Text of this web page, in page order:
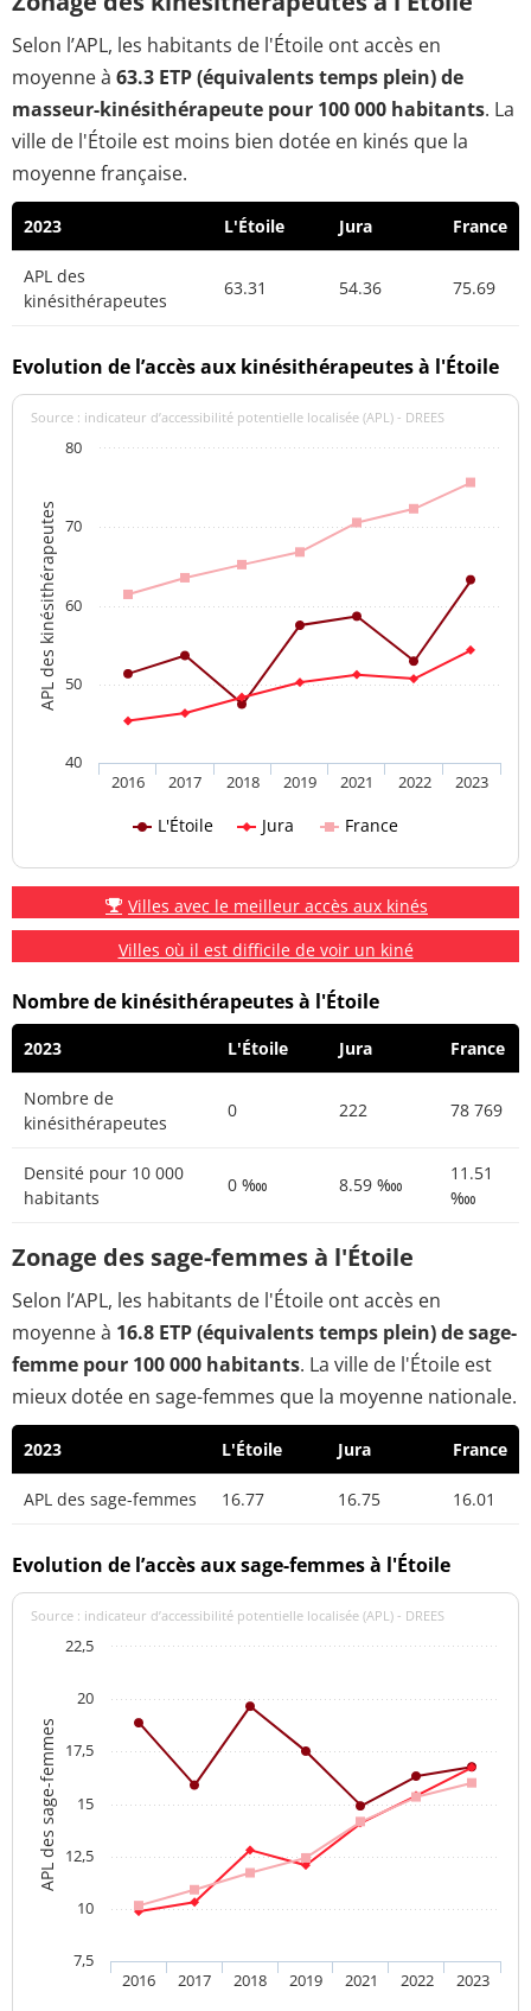
Selon l’APL, les habitants de l'Étoile ont accès en
moyenne à 63.3 ETP (équivalents temps plein) de
masseur-kinésithérapeute pour 100 000 habitants. La
ville de l'Étoile est moins bien dotée en kinés que la
moyenne française.
2023 L'Étoile Jura France
APL des
kinésithérapeutes
63.31 54.36 75.69
Evolution de l’accès aux kinésithérapeutes à l'Étoile
APL des kinésithérapeutes
Source : indicateur d’accessibilité potentielle localisée (APL) - DREES
L'Étoile Jura France
2016 2017 2018 2019 2021 2022 2023
40
50
60
70
80
Villes avec le meilleur accès aux kinés
Villes où il est difficile de voir un kiné
Nombre de kinésithérapeutes à l'Étoile
2023 L'Étoile Jura France
Nombre de
kinésithérapeutes
0 222 78 769
Densité pour 10 000
habitants
0 ‱ 8.59 ‱
11.51
‱
Zonage des sage-femmes à l'Étoile
Selon l’APL, les habitants de l'Étoile ont accès en
moyenne à 16.8 ETP (équivalents temps plein) de sage-
femme pour 100 000 habitants. La ville de l'Étoile est
mieux dotée en sage-femmes que la moyenne nationale.
2023 L'Étoile Jura France
APL des sage-femmes 16.77 16.75 16.01
Evolution de l’accès aux sage-femmes à l'Étoile
APL des sage-femmes
Source : indicateur d’accessibilité potentielle localisée (APL) - DREES
2016 2017 2018 2019 2021 2022 2023
7,5
10
12,5
15
17,5
20
22,5